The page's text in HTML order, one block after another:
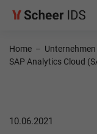
Home – Unternehmen
SAP Analytics Cloud
10.06.2021